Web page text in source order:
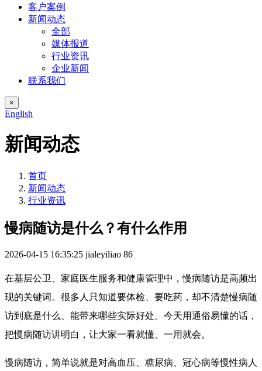
客户案例
新闻动态
全部
媒体报道
行业资讯
企业新闻
联系我们
×
English
新闻动态
首页
新闻动态
行业资讯
慢病随访是什么？有什么作用
2026-04-15 16:35:25 jialeyiliao 86
在基层公卫、家庭医生服务和健康管理中，慢病随访是高频出
现的关键词。很多人只知道要体检、要吃药，却不清楚慢病随
访到底是什么、能带来哪些实际好处。今天用通俗易懂的话，
把慢病随访讲明白，让大家一看就懂、一用就会。
慢病随访，简单说就是对高血压、糖尿病、冠心病等慢性病人